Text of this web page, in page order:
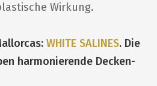
Wirkung.
WHITE SALINES. Die
harmonierende Decken-